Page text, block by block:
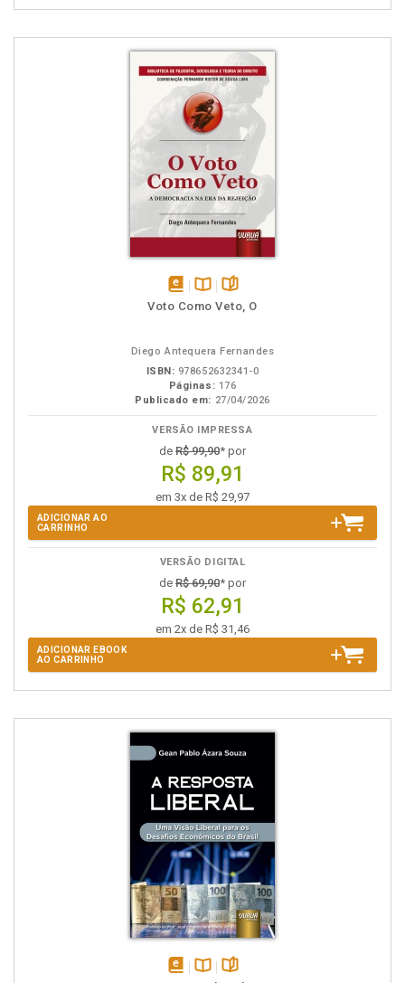
disponívelDisponível
páginas
Voto Como Veto, O
Diego Antequera Fernandes
ISBN: 978652632341-0
Páginas: 176
Publicado em: 27/04/2026
VERSÃO IMPRESSA
de R$ 99,90* por
R$ 89,91
em 3x de R$ 29,97
ADICIONAR AO
CARRINHO
VERSÃO DIGITAL
de R$ 69,90* por
R$ 62,91
em 2x de R$ 31,46
ADICIONAR EBOOK
AO CARRINHO